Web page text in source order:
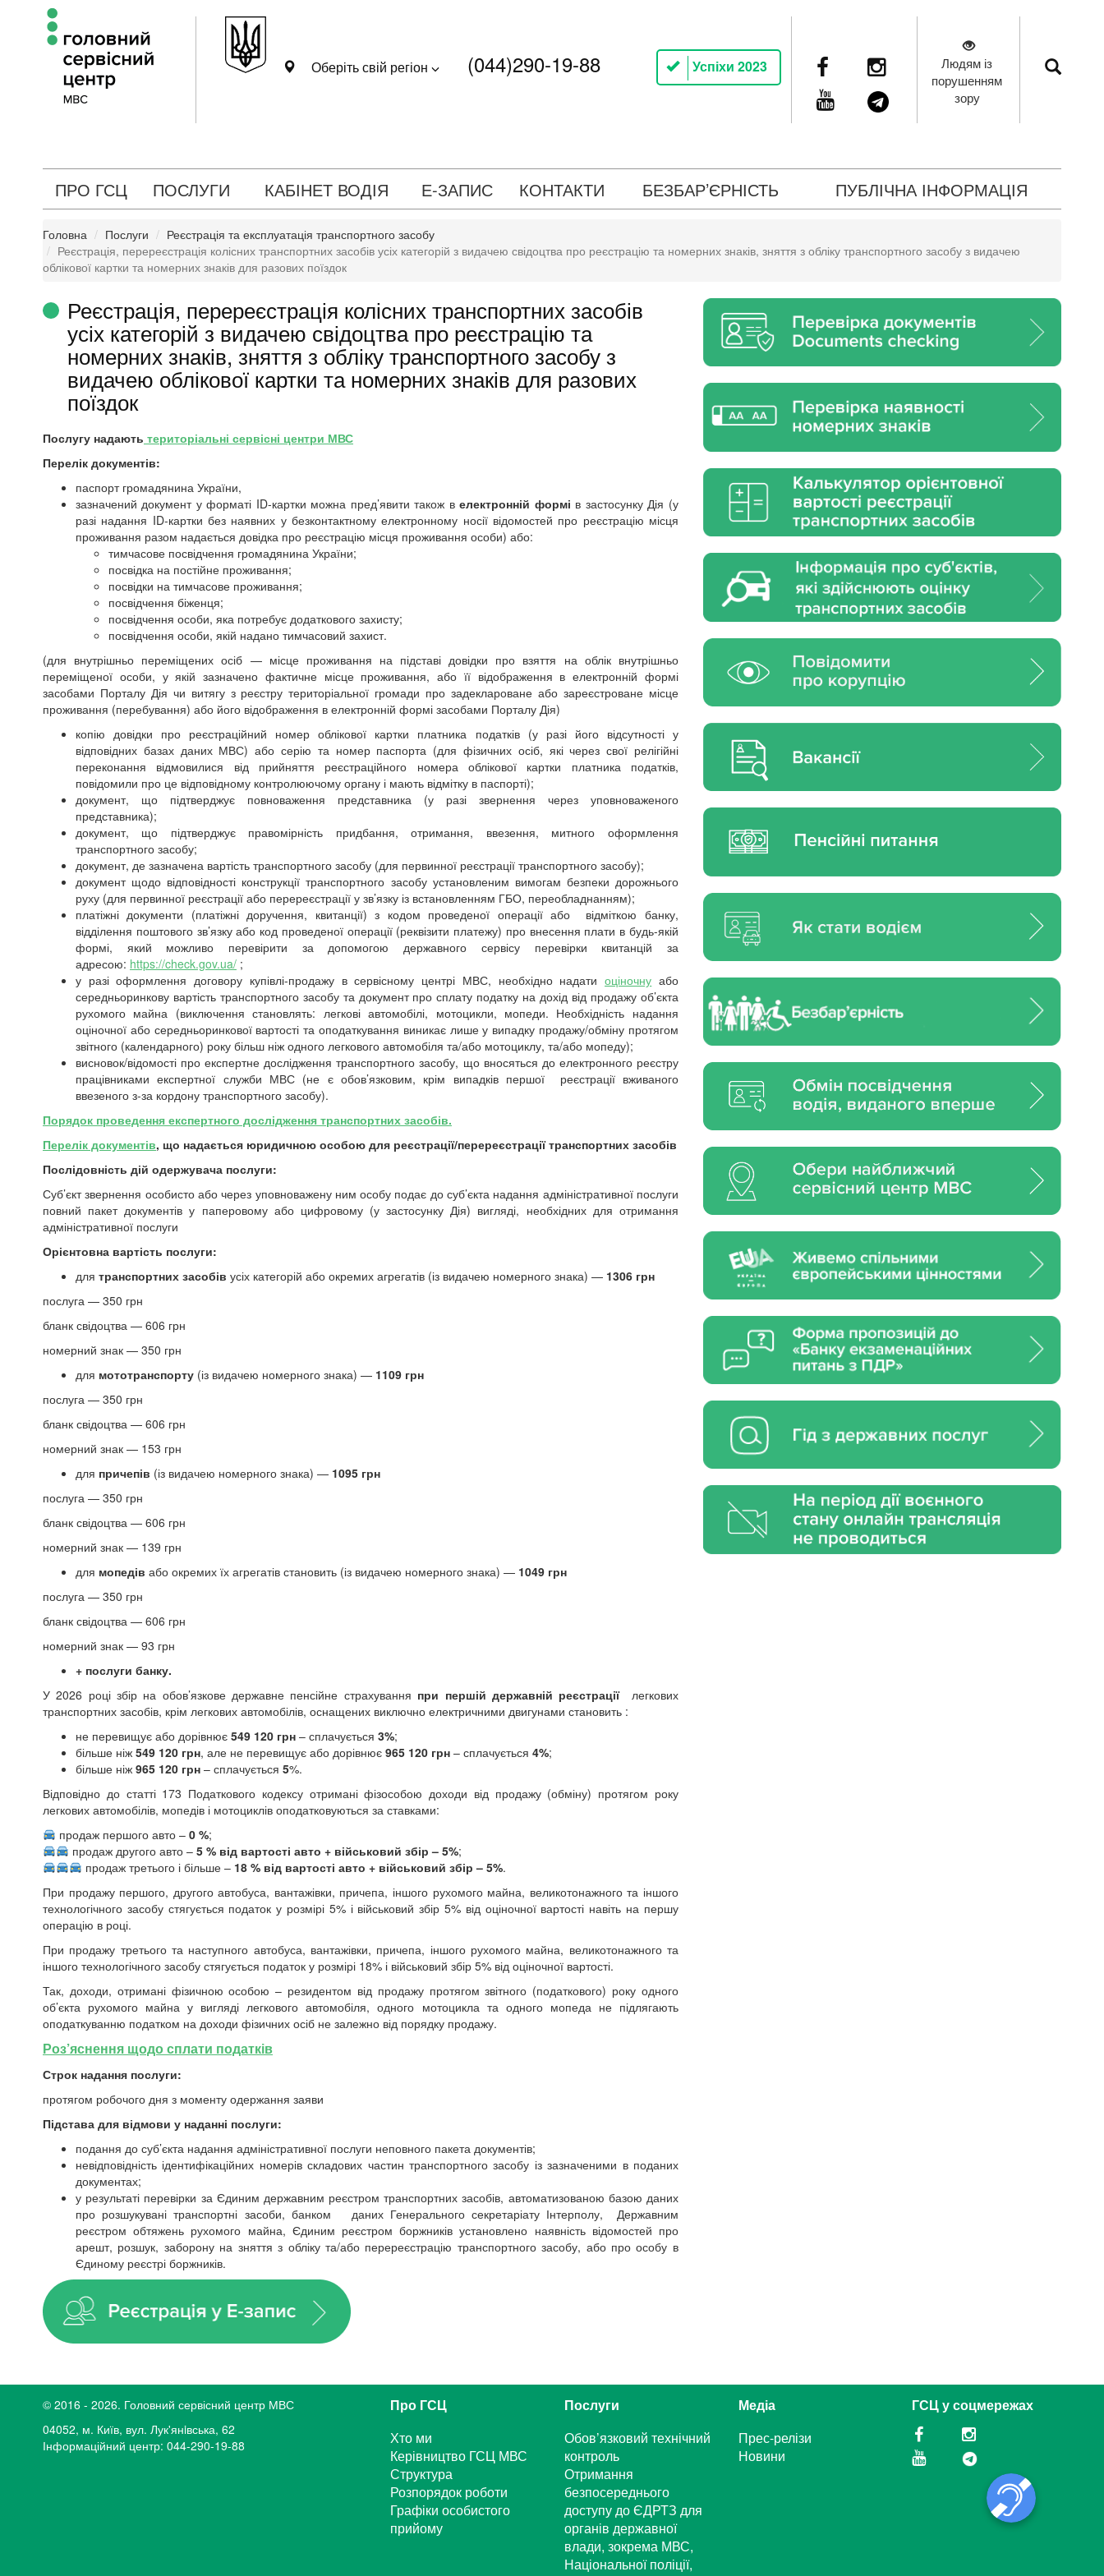
Оберіть свій регіон (044)290-19-88 Успіхи 2023
Людям із
порушенням
зору
ПРО ГСЦ ПОСЛУГИ КАБІНЕТ ВОДІЯ Е-ЗАПИС КОНТАКТИ БЕЗБАР’ЄРНІСТЬ ПУБЛІЧНА ІНФОРМАЦІЯ
Головна Послуги
Реєстрація та експлуатація транспортного засобу
Реєстрація, перереєстрація колісних транспортних засобів усіх категорій з видачею свідоцтва про реєстрацію та номерних знаків, зняття з обліку транспортного засобу з видачею
облікової картки та номерних знаків для разових поїздок
Реєстрація, перереєстрація колісних транспортних засобів
усіх категорій з видачею свідоцтва про реєстрацію та
номерних знаків, зняття з обліку транспортного засобу з
видачею облікової картки та номерних знаків для разових
поїздок
Послугу надають територіальні сервісні центри МВС
Перелік документів:
паспорт громадянина України,
зазначений документ у форматі ID-картки можна пред’явити також велектронній формі в застосунку Дія (у
разі надання ID-картки без наявних у безконтактному електронному носії відомостей про реєстрацію місця
проживання разом надається довідка про реєстрацію місця проживання особи) або:
тимчасове посвідчення громадянина України;
посвідка на постійне проживання;
посвідки на тимчасове проживання;
посвідчення біженця;
посвідчення особи, яка потребує додаткового захисту;
посвідчення особи, якій надано тимчасовий захист.
(для внутрішньо переміщених осіб — місце проживання на підставі довідки про взяття на облік внутрішньо
переміщеної особи, у якій зазначено фактичне місце проживання, або її відображення в електронній формі
засобами Порталу Дія чи витягу з реєстру територіальної громади про задеклароване або зареєстроване місце
проживання (перебування) або його відображення в електронній формі засобами Порталу Дія)
копію довідки про реєстраційний номер облікової картки платника податків (у разі його відсутності у
відповідних базах даних МВС) або серію та номер паспорта (для фізичних осіб, які через свої релігійні
переконання відмовилися від прийняття реєстраційного номера облікової картки платника податків,
повідомили про це відповідному контролюючому органу і мають відмітку в паспорті);
документ, що підтверджує повноваження представника (у разі звернення через уповноваженого
представника);
документ, що підтверджує правомірність придбання, отримання, ввезення, митного оформлення
транспортного засобу;
документ, де зазначена вартість транспортного засобу (для первинної реєстрації транспортного засобу);
документ щодо відповідності конструкції транспортного засобу установленим вимогам безпеки дорожнього
руху (для первинної реєстрації або перереєстрації у зв’язку із встановленням ГБО, переобладнанням);
платіжні документи (платіжні доручення, квитанції) з кодом проведеної операції або відміткою банку,
відділення поштового зв’язку або код проведеної операції (реквізити платежу) про внесення плати в будь-якій
формі, який можливо перевірити за допомогою державного сервісу перевірки квитанцій за
адресою: https://check.gov.ua/ ;
у разі оформлення договору купівлі-продажу в сервісному центрі МВС, необхідно надатиоціночну або
середньоринкову вартість транспортного засобу та документ про сплату податку на дохід від продажу об’єкта
рухомого майна (виключення становлять: легкові автомобілі, мотоцикли, мопеди. Необхідність надання
оціночної або середньоринкової вартості та оподаткування виникає лише у випадку продажу/обміну протягом
звітного (календарного) року більш ніж одного легкового автомобіля та/або мотоциклу, та/або мопеду);
висновок/відомості про експертне дослідження транспортного засобу, що вносяться до електронного реєстру
працівниками експертної служби МВС (не є обов’язковим, крім випадків першої
реєстрації вживаного
ввезеного з-за кордону транспортного засобу).
Порядок проведення експертного дослідження транспортних засобів.
Перелік документів, що надається юридичною особою для реєстрації/перереєстрації транспортних засобів
Послідовність дій одержувача послуги:
Суб’єкт звернення особисто або через уповноважену ним особу подає до суб’єкта надання адміністративної послуги
повний пакет документів у паперовому або цифровому (у застосунку Дія) вигляді, необхідних для отримання
адміністративної послуги
Орієнтовна вартість послуги:
для транспортних засобів усіх категорій або окремих агрегатів (із видачею номерного знака) — 1306 грн
послуга — 350 грн
бланк свідоцтва — 606 грн
номерний знак — 350 грн
для мототранспорту (із видачею номерного знака) — 1109 грн
послуга — 350 грн
бланк свідоцтва — 606 грн
номерний знак — 153 грн
для причепів (із видачею номерного знака) — 1095 грн
послуга — 350 грн
бланк свідоцтва — 606 грн
номерний знак — 139 грн
для мопедів або окремих їх агрегатів становить (із видачею номерного знака) — 1049 грн
послуга — 350 грн
бланк свідоцтва — 606 грн
номерний знак — 93 грн
+ послуги банку.
У 2026 році збір на обов’язкове державне пенсійне страхування при першій державній реєстрації легкових
транспортних засобів, крім легкових автомобілів, оснащених виключно електричними двигунами становить :
не перевищує або дорівнює 549 120 грн – сплачується 3%;
більше ніж 549 120 грн, але не перевищує або дорівнює 965 120 грн – сплачується 4%;
більше ніж 965 120 грн – сплачується 5%.
Відповідно до статті 173 Податкового кодексу отримані фізособою доходи від продажу (обміну) протягом року
легкових автомобілів, мопедів і мотоциклів оподатковуються за ставками:
продаж першого авто – 0 %;
продаж другого авто – 5 % від вартості авто + військовий збір – 5%;
продаж третього і більше – 18 % від вартості авто + військовий збір – 5%.
При продажу першого, другого автобуса, вантажівки, причепа, іншого рухомого майна, великотонажного та іншого
технологічного засобу стягується податок у розмірі 5% і військовий збір 5% від оціночної вартості навіть на першу
операцію в році.
При продажу третього та наступного автобуса, вантажівки, причепа, іншого рухомого майна, великотонажного та
іншого технологічного засобу стягується податок у розмірі 18% і військовий збір 5% від оціночної вартості.
Так, доходи, отримані фізичною особою – резидентом від продажу протягом звітного (податкового) року одного
об’єкта рухомого майна у вигляді легкового автомобіля, одного мотоцикла та одного мопеда не підлягають
оподаткуванню податком на доходи фізичних осіб не залежно від порядку продажу.
Роз’яснення щодо сплати податків
Строк надання послуги:
протягом робочого дня з моменту одержання заяви
Підстава для відмови у наданні послуги:
подання до суб’єкта надання адміністративної послуги неповного пакета документів;
невідповідність ідентифікаційних номерів складових частин транспортного засобу із зазначеними в поданих
документах;
у результаті перевірки за Єдиним державним реєстром транспортних засобів, автоматизованою базою даних
про розшукувані транспортні засоби, банком даних Генерального секретаріату Інтерполу, Державним
реєстром обтяжень рухомого майна, Єдиним реєстром боржників установлено наявність відомостей про
арешт, розшук, заборону на зняття з обліку та/або перереєстрацію транспортного засобу, або про особу в
Єдиному реєстрі боржників.
© 2016 - 2026. Головний сервісний центр МВС
04052, м. Київ, вул. Лук'янiвська, 62
Інформаційний центр: 044-290-19-88
Про ГСЦ
Хто ми
Керівництво ГСЦ МВС
Структура
Розпорядок роботи
Графіки особистого
прийому
Послуги
Обов’язковий технічний
контроль
Отримання
безпосереднього
доступу до ЄДРТЗ для
органів державної
влади, зокрема МВС,
Національної поліції,
Медіа
Прес-релізи
Новини
ГСЦ у соцмережах